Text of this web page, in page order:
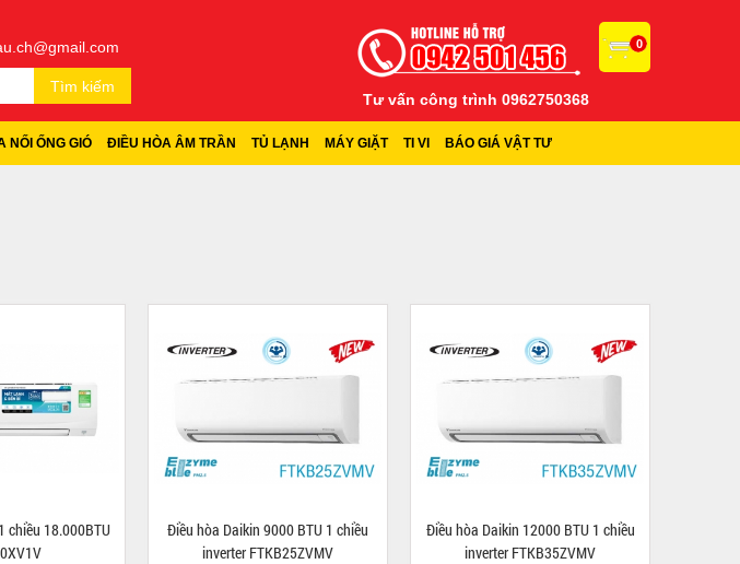
Tìm kiếm
0
Tư vấn công trình 0962750368
NỐI ỐNG GIÓ ĐIỀU HÒA ÂM TRẦN TỦ LẠNH MÁY GIẶT TI VI BÁO GIÁ VẬT TƯ
chiều 18.000BTU
Điều hòa Daikin 9000 BTU 1 chiều
inverter FTKB25ZVMV
Điều hòa Daikin 12000 BTU 1 chiều
inverter FTKB35ZVMV